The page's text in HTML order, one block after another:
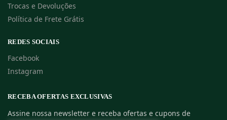
Trocas e Devoluções
Política de Frete Grátis
REDES SOCIAIS
Facebook
Instagram
RECEBA OFERTAS EXCLUSIVAS
Assine nossa newsletter e receba ofertas e cupons de